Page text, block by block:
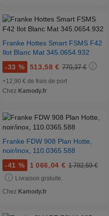
Franke Hottes Smart FSMS F42
Ilot Blanc Mat 345.0654.932
-33 % 513,58 € 770,37 €
+12,90 € de frais de port
Chez Kamody.fr
Franke FDW 908 Plan Hotte,
noir/inox, 110.0365.588
-41 % 1 066,04 € 1 792,59 €
Livraison gratuite.
Chez Kamody.fr